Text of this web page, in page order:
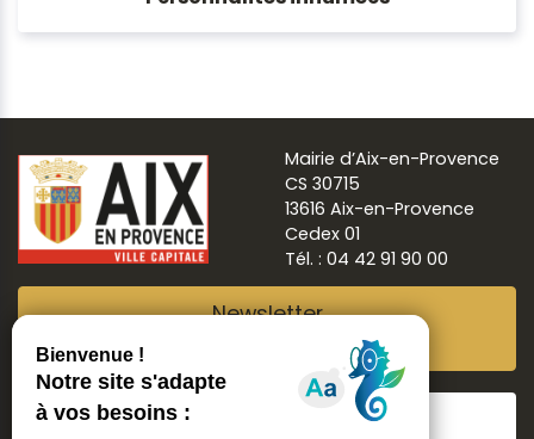
Mairie d’Aix-en-Provence
CS 30715
13616 Aix-en-Provence
Cedex 01
Tél. : 04 42 91 90 00
Newsletter